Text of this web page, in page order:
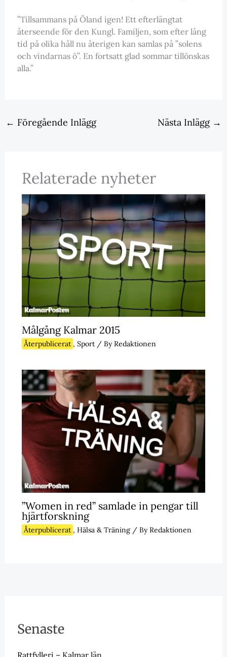
”Tillsammans på Öland igen! Ett efterlängtat
återseende för den Kungl. Familjen, som efter lång
tid på olika håll nu återigen kan samlas på ”solens
och vindarnas ö”. En fortsatt glad sommar tillönskas
alla.”
← Föregående Inlägg Nästa Inlägg →
Relaterade nyheter
Målgång Kalmar 2015
Återpublicerat , Sport/ ByRedaktionen
”Women in red” samlade in pengar till
hjärtforskning
Återpublicerat , Hälsa & Träning/ ByRedaktionen
Senaste
Rattfylleri – Kalmar län